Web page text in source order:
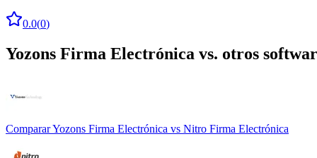
0.0(0)
Yozons Firma Electrónica vs. otros
CompararYozons Firma Electrónica vs Nitro Firma Electrónica